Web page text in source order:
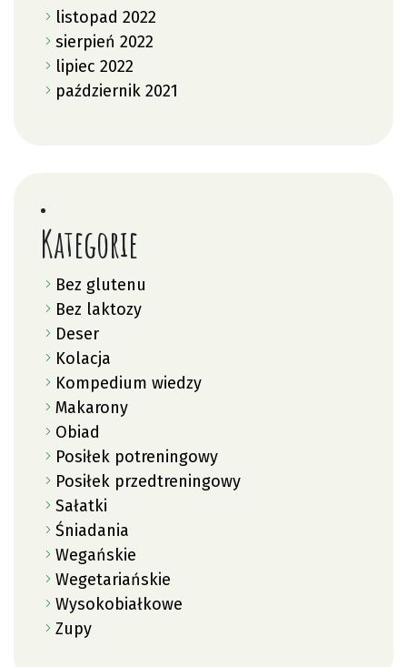
listopad 2022
sierpień 2022
lipiec 2022
październik 2021
Kategorie
Bez glutenu
Bez laktozy
Deser
Kolacja
Kompedium wiedzy
Makarony
Obiad
Posiłek potreningowy
Posiłek przedtreningowy
Sałatki
Śniadania
Wegańskie
Wegetariańskie
Wysokobiałkowe
Zupy